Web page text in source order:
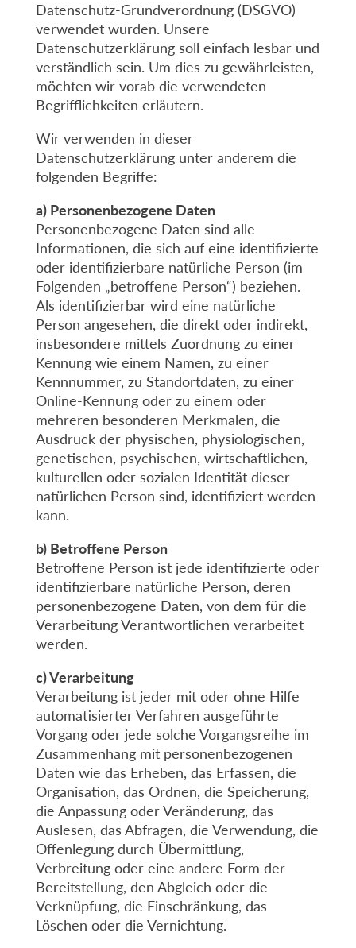
Datenschutz-Grundverordnung (DSGVO)
verwendet wurden. Unsere
Datenschutzerklärung soll einfach lesbar und
verständlich sein. Um dies zu gewährleisten,
möchten wir vorab die verwendeten
Begrifflichkeiten erläutern.
Wir verwenden in dieser
Datenschutzerklärung unter anderem die
folgenden Begriffe:
a) Personenbezogene Daten
Personenbezogene Daten sind alle
Informationen, die sich auf eine identifizierte
oder identifizierbare natürliche Person (im
Folgenden „betroffene Person“) beziehen.
Als identifizierbar wird eine natürliche
Person angesehen, die direkt oder indirekt,
insbesondere mittels Zuordnung zu einer
Kennung wie einem Namen, zu einer
Kennnummer, zu Standortdaten, zu einer
Online-Kennung oder zu einem oder
mehreren besonderen Merkmalen, die
Ausdruck der physischen, physiologischen,
genetischen, psychischen, wirtschaftlichen,
kulturellen oder sozialen Identität dieser
natürlichen Person sind, identifiziert werden
kann.
b) Betroffene Person
Betroffene Person ist jede identifizierte oder
identifizierbare natürliche Person, deren
personenbezogene Daten, von dem für die
Verarbeitung Verantwortlichen verarbeitet
werden.
c) Verarbeitung
Verarbeitung ist jeder mit oder ohne Hilfe
automatisierter Verfahren ausgeführte
Vorgang oder jede solche Vorgangsreihe im
Zusammenhang mit personenbezogenen
Daten wie das Erheben, das Erfassen, die
Organisation, das Ordnen, die Speicherung,
die Anpassung oder Veränderung, das
Auslesen, das Abfragen, die Verwendung, die
Offenlegung durch Übermittlung,
Verbreitung oder eine andere Form der
Bereitstellung, den Abgleich oder die
Verknüpfung, die Einschränkung, das
Löschen oder die Vernichtung.